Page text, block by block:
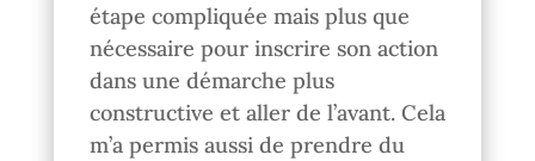
étape compliquée mais plus que
nécessaire pour inscrire son action
dans une démarche plus
constructive et aller de l’avant. Cela
m’a permis aussi de prendre du